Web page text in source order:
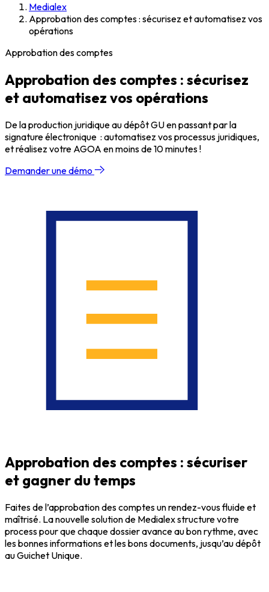
Medialex
Approbation des comptes : sécurisez et automatisez vos
opérations
Approbation des comptes
Approbation des comptes : sécurisez
et automatisez vos opérations
De la production juridique au dépôt GU en passant par la
signature électronique : automatisez vos processus juridiques,
et réalisez votre AGOA en moins de 10 minutes !
Demander une démo
Approbation des comptes : sécuriser
et gagner du temps
Faites de l’approbation des comptes un rendez-vous fluide et
maîtrisé. La nouvelle solution de Medialex structure votre
process pour que chaque dossier avance au bon rythme, avec
les bonnes informations et les bons documents, jusqu’au dépôt
au Guichet Unique.